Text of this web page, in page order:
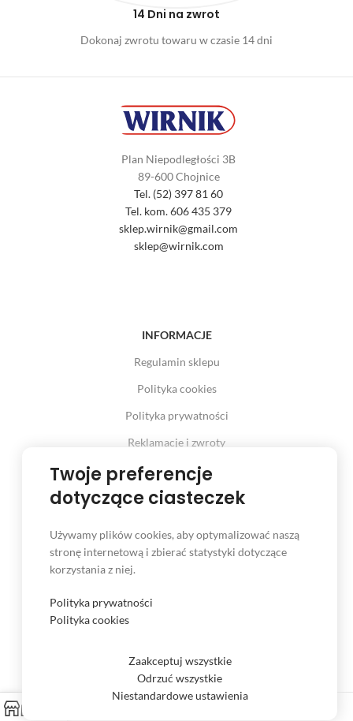
14 Dni na zwrot
Dokonaj zwrotu towaru w czasie 14 dni
Plan Niepodległości 3B
89-600 Chojnice
Tel. (52) 397 81 60
Tel. kom. 606 435 379
sklep.wirnik@gmail.com
sklep@wirnik.com
INFORMACJE
Regulamin sklepu
Polityka cookies
Polityka prywatności
Reklamacje i zwroty
Prawo odstąpienia od umowy
INFORMACJE
Czas i koszt dostawy
Formy płatności
Twoje preferencje
dotyczące ciasteczek
Używamy plików cookies, aby optymalizować naszą
stronę internetową i zbierać statystyki dotyczące
korzystania z niej.
Polityka prywatności
Polityka cookies
Zaakceptuj wszystkie
Odrzuć wszystkie
Niestandardowe ustawienia